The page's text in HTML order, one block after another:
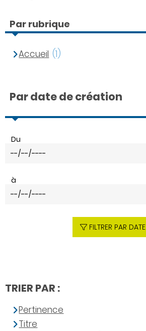
Par rubrique
Accueil (1)
Par date de création
Du
à
FILTRER PAR DATE
TRIER PAR :
Pertinence
Titre